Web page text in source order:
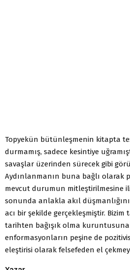
Topyekün bütünleşmenin kitapta
durmamış, sadece kesintiye
savaşlar üzerinden sürecek gibi
Aydınlanmanın buna bağlı olarak
mevcut durumun mitleştirilmesine
sonunda anlakla akıl
acı bir şekilde gerçekleşmiştir. Bizim
tarihten bağışık olma kuruntusuna
enformasyonların peşine de
eleştirisi olarak felsefeden el